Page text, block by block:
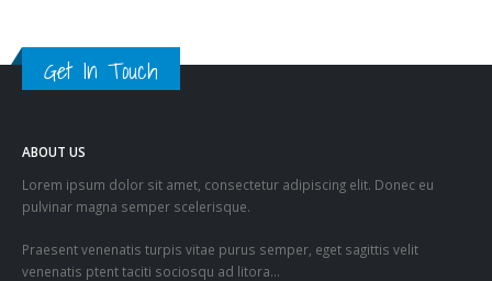
Get In Touch
ABOUT US
Lorem ipsum dolor sit amet, consectetur adipiscing elit. Donec eu
pulvinar magna semper scelerisque.
Praesent venenatis turpis vitae purus semper, eget sagittis velit
venenatis ptent taciti sociosqu ad litora…